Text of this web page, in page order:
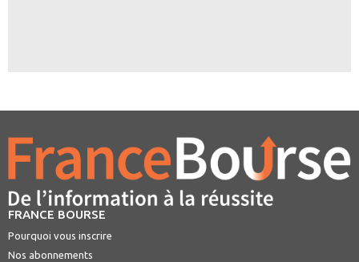
FRANCE BOURSE
Pourquoi vous inscrire
Nos abonnements